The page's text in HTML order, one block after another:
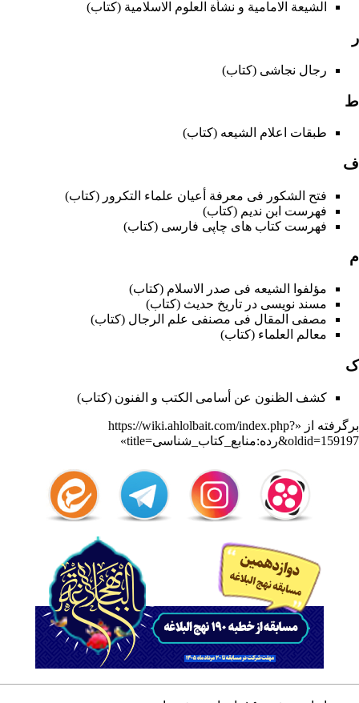
الشيعة الامامية و نشأة العلوم الاسلامية (کتاب)
ر
رجال نجاشی (کتاب)
ط
طبقات اعلام الشیعه (کتاب)
ف
فتح الشکور فی معرفة أعیان علماء التکرور (کتاب)
فهرست ابن ندیم (کتاب)
فهرست کتاب های چاپی فارسی (کتاب)
م
مؤلفوا الشیعه فی صدر الاسلام (کتاب)
مسند نویسی در تاریخ حدیث (کتاب)
مصفی المقال فی مصنفی علم الرجال (کتاب)
معالم العلماء (کتاب)
ک
کشف الظنون عن أسامی الکتب و الفنون (کتاب)
برگرفته از «https://wiki.ahlolbait.com/index.php?
title=رده:منابع_کتاب_شناسی&oldid=159197
»